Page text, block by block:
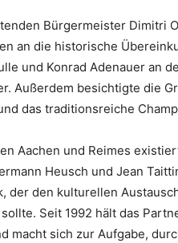
Bürgermeister Dimitri
an die historische
und Konrad Adenauer an
Außerdem besichtigte die
das traditionsreiche
Aachen und Reimes
Heusch und Jean
der den kulturellen
Seit 1992 hält das
macht sich zur Aufgabe,